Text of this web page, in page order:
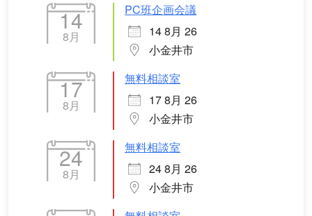
14
8月
PC班企画会議
14 8月 26
小金井市
17
8月
無料相談室
17 8月 26
小金井市
24
8月
無料相談室
24 8月 26
小金井市